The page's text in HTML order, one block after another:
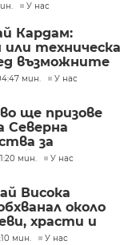
У нас
Кардам:
или техническа
възможните
мин. У нас
ще призове
Северна
за
мин. У нас
Висока
около
храсти и
мин. У нас